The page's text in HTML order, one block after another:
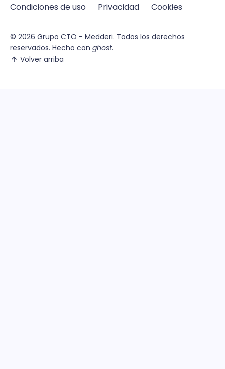
Condiciones de uso Privacidad Cookies
© 2026 Grupo CTO - Medderi. Todos los derechos
reservados. Hecho con ghost.
Volver arriba